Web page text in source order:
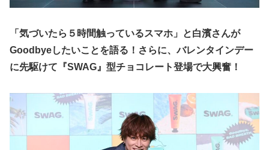
「気づいたら５時間触っているスマホ」と白濱さんが
Goodbyeしたいことを語る！さらに、バレンタインデー
に先駆けて『SWAG』型チョコレート登場で大興奮！